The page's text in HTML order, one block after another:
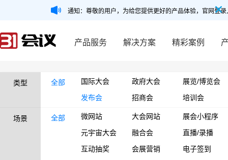
通知：尊敬的用户，为给您提供更好的产品体验，官网登
产品服务 解决方案 精彩案例
类型 全部 国际大会 政府大会
展览/博览会
发布会
招商会 培训会
场景 全部 微网站 大会网站
展会小程序
元宇宙大会
融合会
直播/录播
互动抽奖
会展营销
电子签到